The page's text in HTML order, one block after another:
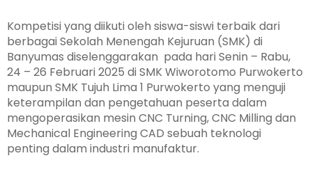
Kompetisi yang diikuti oleh siswa-siswi terbaik dari
berbagai Sekolah Menengah Kejuruan (SMK) di
Banyumas diselenggarakan pada hari Senin – Rabu,
24 – 26 Februari 2025 di SMK Wiworotomo Purwokerto
maupun SMK Tujuh Lima 1 Purwokerto yang menguji
keterampilan dan pengetahuan peserta dalam
mengoperasikan mesin CNC Turning, CNC Milling dan
Mechanical Engineering CAD sebuah teknologi
penting dalam industri manufaktur.